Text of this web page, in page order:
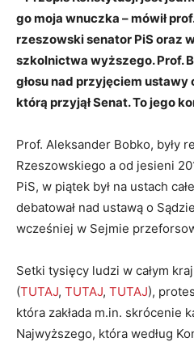
go moja wnuczka – mówił
rzeszowski senator PiS oraz
szkolnictwa wyższego. Prof.
głosu nad przyjęciem
którą przyjął Senat. To jego
Prof. Aleksander Bobko, były
Rzeszowskiego a od jesieni
PiS, w piątek był na ustach
debatował nad ustawą o
wcześniej w Sejmie
Setki tysięcy ludzi w całym
(TUTAJ, TUTAJ, TUTAJ),
która zakłada m.in. skrócenie
Najwyższego, która według